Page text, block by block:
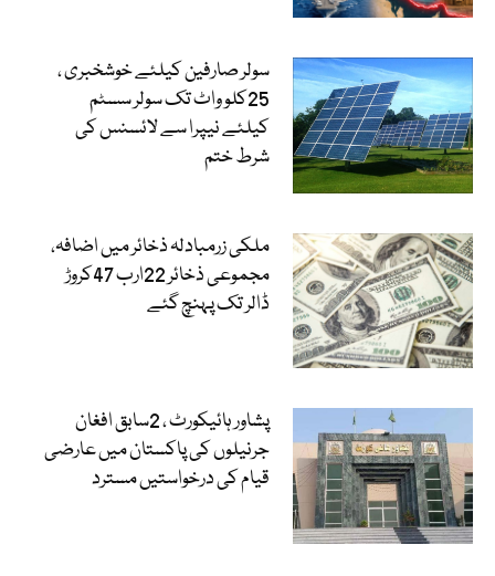
سولر صارفین کیلئے خوشخبری ،
25کلو واٹ تک سولر سسٹم
کیلئے نیپرا سے لائسنس کی
شرط ختم
ملکی زرمبادلہ ذخائر میں اضافہ،
مجموعی ذخائر 22ارب 47کروڑ
ڈالر تک پہنچ گئے
پشاور ہائیکورٹ ، 2سابق افغان
جرنیلوں کی پاکستان میں عارضی
قیام کی درخواستیں مسترد